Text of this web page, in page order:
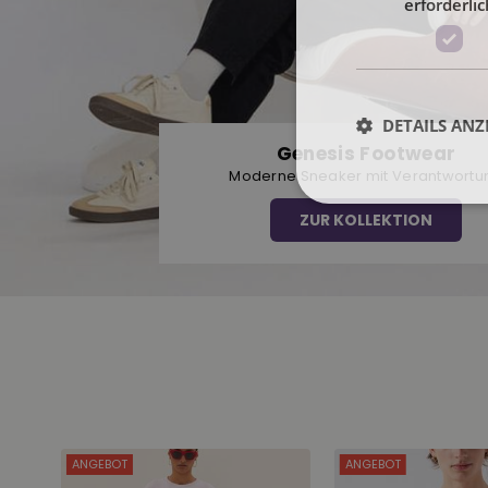
Genesis Footwear
Moderne Sneaker mit
ZUR KOLLEKTION
ANGEBOT ANGEBOT
DETAILS